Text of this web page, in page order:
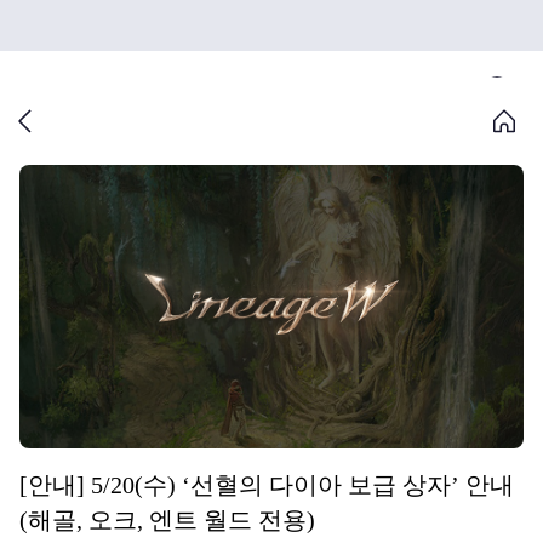
[안내] 5/20(수) ‘선혈의 다이아 보급 상자’ 안내
(해골, 오크, 엔트 월드 전용)